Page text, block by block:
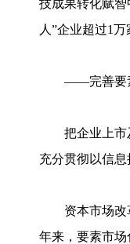
技成果转化赋
人”企业超过1万
——完善要素
把企业上市及
充分贯彻以信
资本市场改革
年来，要素市